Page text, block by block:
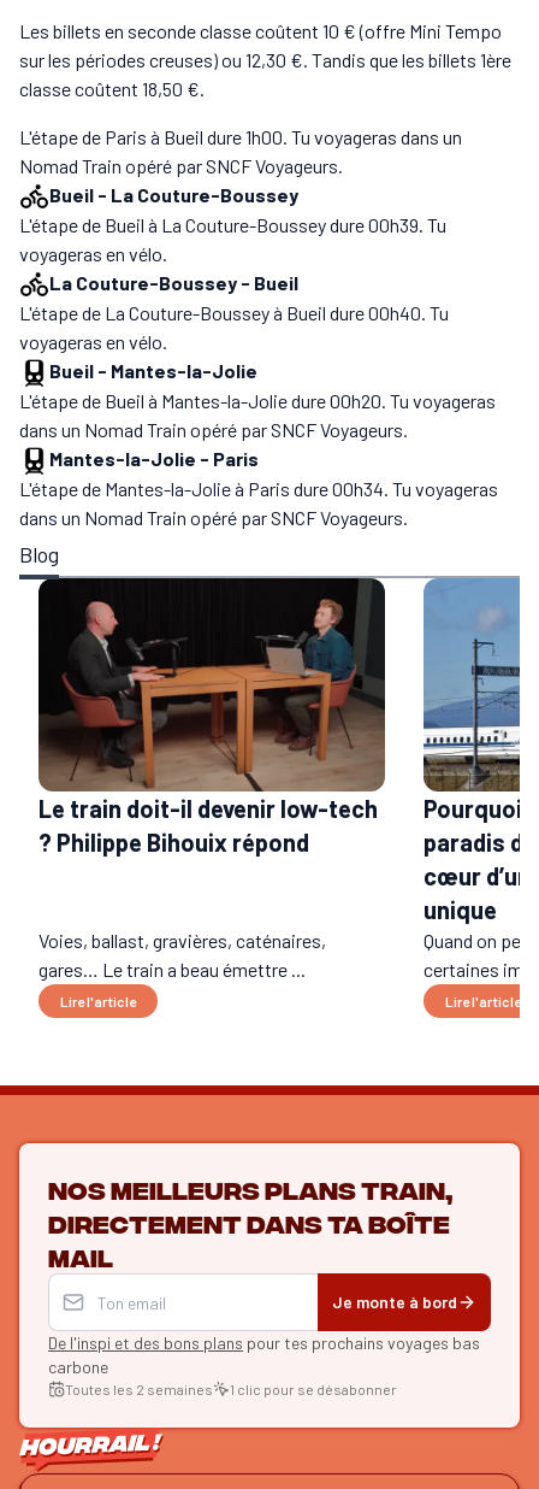
Les billets en seconde classe coûtent 10 € (offre Mini Tempo
sur les périodes creuses) ou 12,30 €. Tandis que les billets 1ère
classe coûtent 18,50 €.
L'étape de Paris à Bueil dure 1h00. Tu voyageras dans un
Nomad Train opéré par SNCF Voyageurs.
Bueil - La Couture-Boussey
L'étape de Bueil à La Couture-Boussey dure 00h39. Tu
voyageras en vélo.
La Couture-Boussey - Bueil
L'étape de La Couture-Boussey à Bueil dure 00h40. Tu
voyageras en vélo.
Bueil - Mantes-la-Jolie
L'étape de Bueil à Mantes-la-Jolie dure 00h20. Tu voyageras
dans un Nomad Train opéré par SNCF Voyageurs.
Mantes-la-Jolie - Paris
L'étape de Mantes-la-Jolie à Paris dure 00h34. Tu voyageras
dans un Nomad Train opéré par SNCF Voyageurs.
Blog
Le train doit-il devenir low-tech
? Philippe Bihouix répond
Voies, ballast, gravières, caténaires,
gares… Le train a beau émettre ...
Lire l'article
Pourquoi
paradis
cœur
unique
Quand on
certaines
Lire l'article
Nos meilleurs plans train,
directement dans ta boîte
mail
Je monte à bord
De l'inspi et des bons plans pour tes prochains voyages bas
carbone
Toutes les 2 semaines 1 clic pour se désabonner